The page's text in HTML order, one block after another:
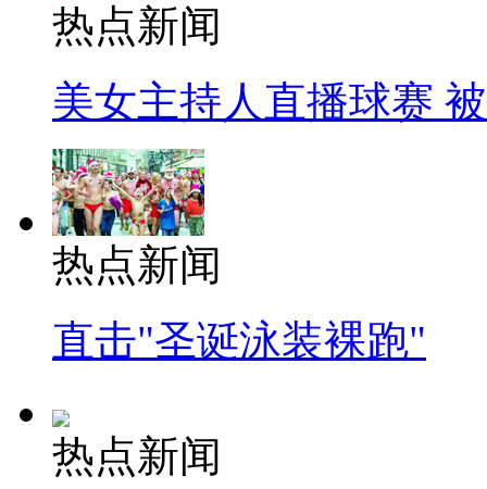
热点新闻
美女主持人直播球赛
热点新闻
直击"圣诞泳装裸跑"
热点新闻